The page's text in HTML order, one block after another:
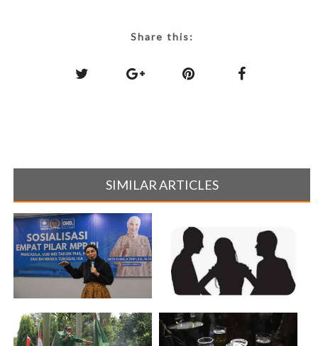
Share this:
SIMILAR ARTICLES
Pentingnya Penguatan
Wawasan Kebang[...]
Diduga Oknum BGN Banten
Terlibat Ci[...]